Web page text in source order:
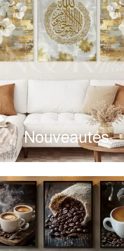
Nouveautés